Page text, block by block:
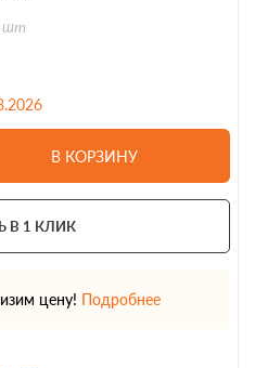
шт
В КОРЗИНУ
В 1 КЛИК
цену! Подробнее